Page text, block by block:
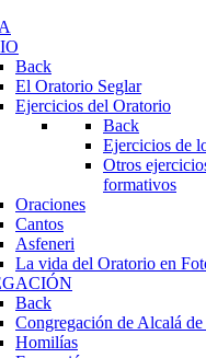
Back
El Oratorio Seglar
Ejercicios del Oratorio
Back
Ejercicios de
Otros
formativos
Oraciones
Cantos
Asfeneri
La vida del Oratorio en
Back
Congregación de Alcalá de
Homilías